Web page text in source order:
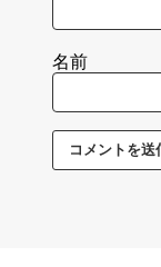
名前